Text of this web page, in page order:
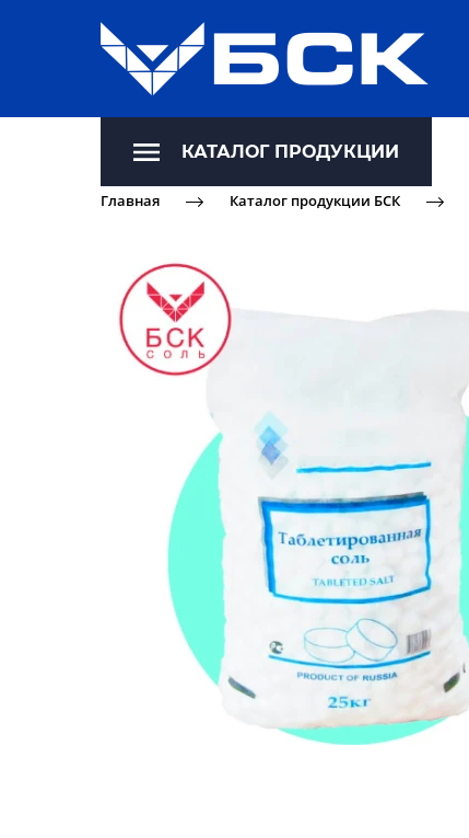
КАТАЛОГ ПРОДУКЦИИ
Главная Каталог продукции БСК